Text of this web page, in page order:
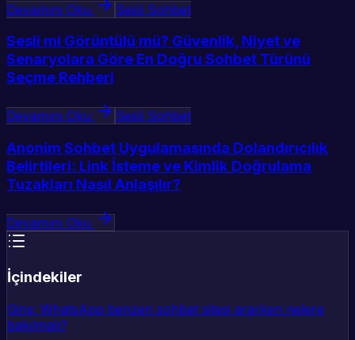
Devamını Oku Sesli Sohbet
Sesli mi Görüntülü mü? Güvenlik, Niyet ve
Senaryolara Göre En Doğru Sohbet Türünü
Seçme Rehberi
Devamını Oku Sesli Sohbet
Anonim Sohbet Uygulamasında Dolandırıcılık
Belirtileri: Link İsteme ve Kimlik Doğrulama
Tuzakları Nasıl Anlaşılır?
Devamını Oku
İçindekiler
Giriş: WhatsApp benzeri sohbet sitesi ararken nelere
bakılmalı?